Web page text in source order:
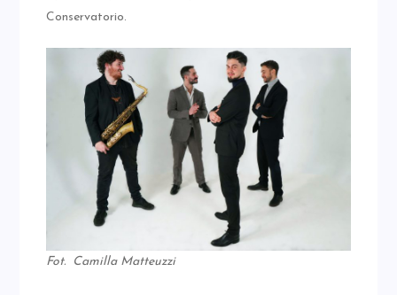
Conservatorio.
Fot. Camilla Matteuzzi